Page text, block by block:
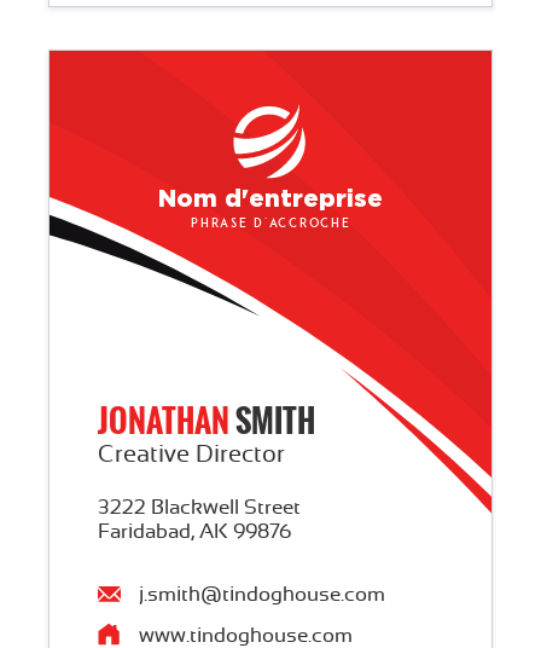
www.tindoghouse.com
Creative Director
3222 Blackwell Street
Faridabad, AK 99876
j.smith@tindoghouse.com
JONATHANSMITH
Nom d'entreprise
Phrase d'accroche